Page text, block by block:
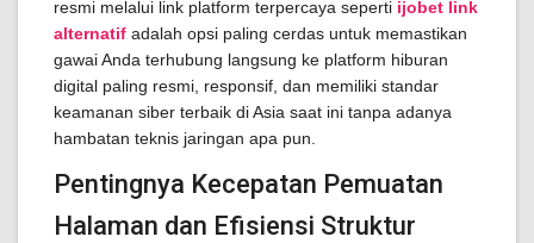
resmi melalui link platform terpercaya seperti ijobet link
alternatif adalah opsi paling cerdas untuk memastikan
gawai Anda terhubung langsung ke platform hiburan
digital paling resmi, responsif, dan memiliki standar
keamanan siber terbaik di Asia saat ini tanpa adanya
hambatan teknis jaringan apa pun.
Pentingnya Kecepatan Pemuatan
Halaman dan Efisiensi Struktur